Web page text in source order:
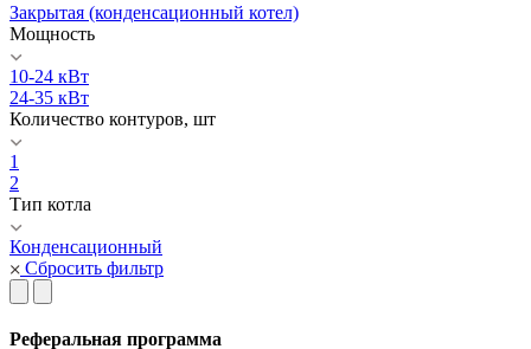
Закрытая (конденсационный котел)
Мощность
10-24 кВт
24-35 кВт
Количество контуров, шт
1
2
Тип котла
Конденсационный
Сбросить фильтр
Реферальная программа